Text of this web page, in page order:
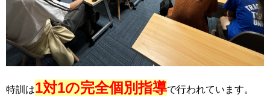
特訓は1対1の完全個別指導で行われています。